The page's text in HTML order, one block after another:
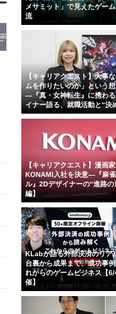
メサミット」で見えたゲー
流
【キャリアクエスト】大事
ムを作りたいのか」という
―『真・女神転生』に携わ
イナー語る、就職活動と“決
【キャリアクエスト】漫画
KONAMI入社を決意―『麻
ル』2Dデザイナーの“進路
編】
KLabが語る外部決済のリ
台裏から成果まで、成功事
れからのゲームビジネス【6/
催】